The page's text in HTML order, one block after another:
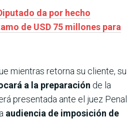
da por hecho
de USD 75 millones para
mientras retorna su cliente, su
a la preparación de la
presentada ante el juez Penal
audiencia de imposición de